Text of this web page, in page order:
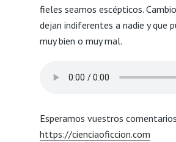
fieles seamos escépticos.
dejan indiferentes a nadie y que
muy bien o muy mal.
Esperamos vuestros
https://cienciaoficcion.com